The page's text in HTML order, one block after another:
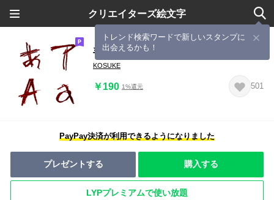
クリエイターズ絵文字
トレンド検索ワードで新しいスタンプに
出会えるかも！
手書き風ホラーデコ文字
KOSUKE
￥190 1%還元 501
PayPay決済が利用できるようになりました
プレゼントする 購入する
LYPプレミアムで使い放題